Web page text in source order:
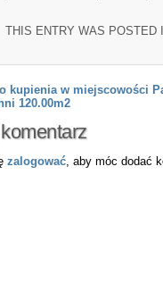
THIS ENTRY WAS POSTED
kupienia w miejscowości
120.00m2
zalogować, aby móc dodać